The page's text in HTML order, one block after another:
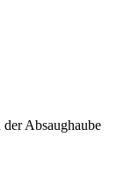
Absaughaube